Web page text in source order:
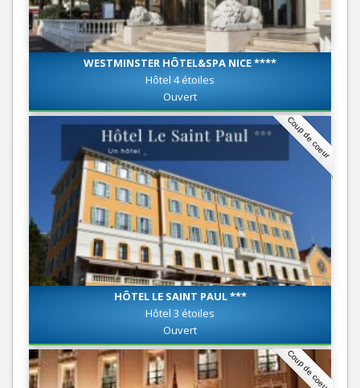
WESTMINSTER HÔTEL&SPA NICE ****
Hôtel 4 étoiles
Ouvert
Coup de coeur
HÔTEL LE SAINT PAUL ***
Hôtel 3 étoiles
Ouvert
Coup de coeur